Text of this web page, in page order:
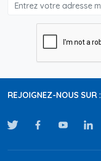
REJOIGNEZ-NOUS SUR :